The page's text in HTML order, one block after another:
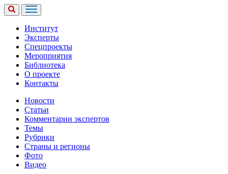
Институт
Эксперты
Спецпроекты
Мероприятия
Библиотека
О проекте
Контакты
Новости
Статьи
Комментарии экспертов
Темы
Рубрики
Страны и регионы
Фото
Видео